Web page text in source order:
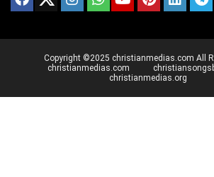
Copyright ©2025 christianmedias.com All
christianmedias.com
christianmedias.org